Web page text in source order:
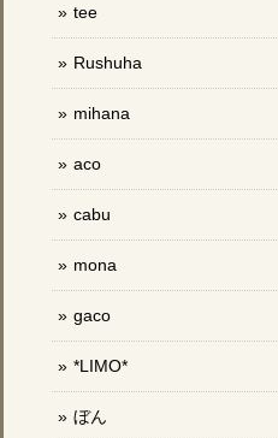
tee
Rushuha
mihana
aco
cabu
mona
gaco
*LIMO*
ぼん